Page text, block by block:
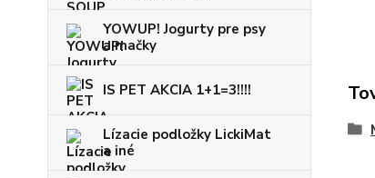
YOWUP! Jogurty pre psy
a mačky
IS PET AKCIA 1+1=3!!!!
Lízacie podložky LickiMat
a iné